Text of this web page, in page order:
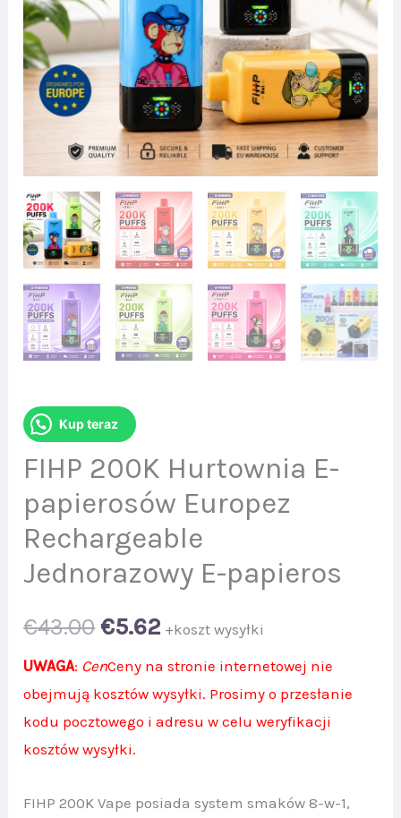
Kup teraz
FIHP 200K Hurtownia E-
papierosów Europez
Rechargeable
Jednorazowy E-papieros
€43.00 Original
price
€43.00.
€5.62 Current
price
is:
+koszt wysyłki
UWAGA: CenCeny na stronie internetowej nie
obejmują kosztów wysyłki. Prosimy o przesłanie
kodu pocztowego i adresu w celu weryfikacji
kosztów wysyłki.
FIHP 200K Vape posiada system smaków 8-w-1,